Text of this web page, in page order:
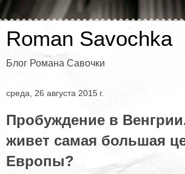
Roman Savochka
Блог Романа Савочки
среда, 26 августа 2015 г.
Пробуждение в
живет самая большая
Европы?